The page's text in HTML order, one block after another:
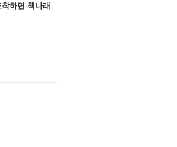
하면 책나래